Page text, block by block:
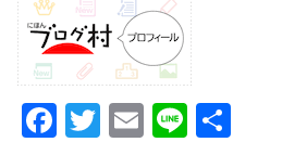
F
T
E
Li